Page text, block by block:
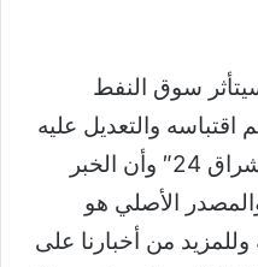
سوق النفط
اقتباسه والتعديل عليه
من قبل فريق التحرير في ” إشراق 24″ وأن الخبر
الأصلي هو
من أخبارنا على